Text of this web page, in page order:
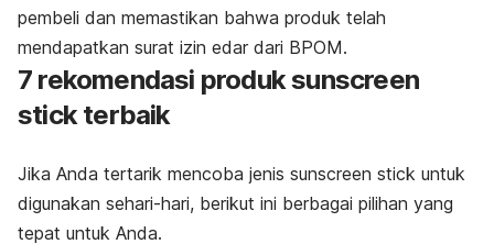
pembeli dan memastikan bahwa produk telah
mendapatkan surat izin edar dari BPOM.
7 rekomendasi produksunscreen
stickterbaik
Jika Anda tertarik mencoba jenis sunscreen stick untuk
digunakan sehari-hari, berikut ini berbagai pilihan yang
tepat untuk Anda.